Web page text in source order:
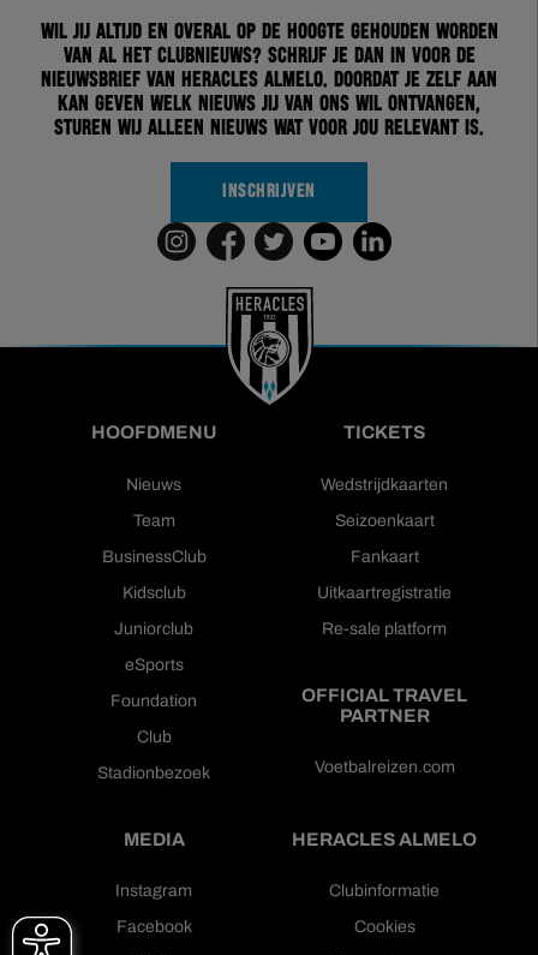
Wil jij altijd en overal op de hoogte gehouden worden
van al het clubnieuws? Schrijf je dan in voor de
nieuwsbrief van Heracles Almelo. Doordat je zelf aan
kan geven welk nieuws jij van ons wil ontvangen,
sturen wij alleen nieuws wat voor jou relevant is.
INSCHRIJVEN
HOOFDMENU
Nieuws
Team
BusinessClub
Kidsclub
Juniorclub
eSports
Foundation
Club
Stadionbezoek
TICKETS
Wedstrijdkaarten
Seizoenkaart
Fankaart
Uitkaartregistratie
Re-sale platform
OFFICIAL TRAVEL
PARTNER
Voetbalreizen.com
MEDIA
Instagram
Facebook
HERACLES ALMELO
Clubinformatie
Cookies